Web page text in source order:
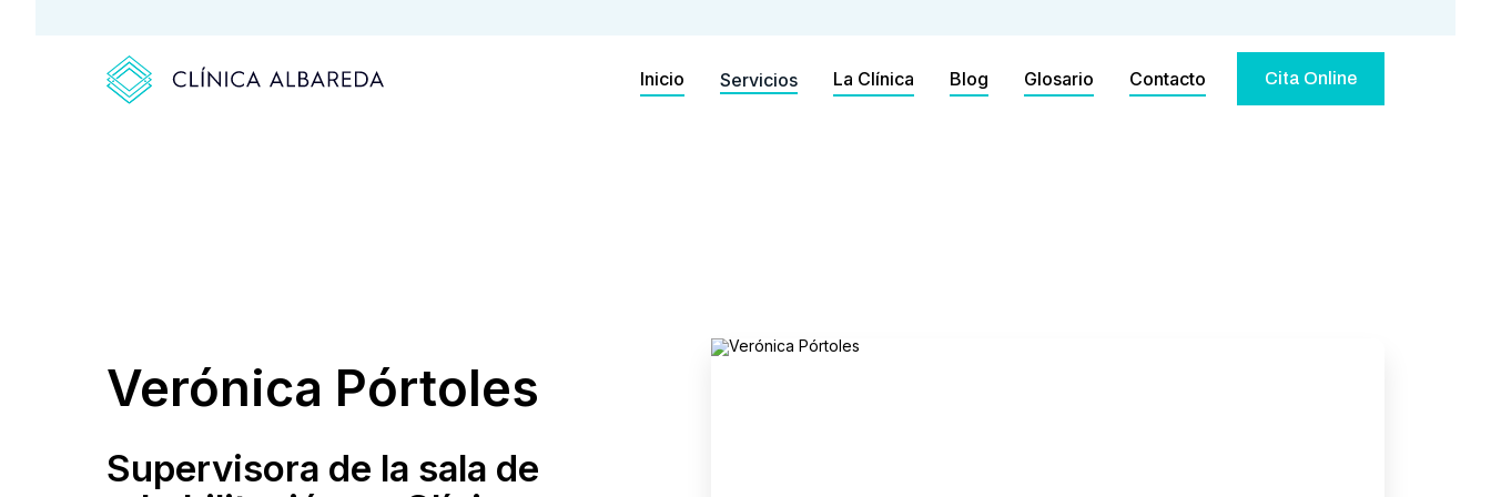
Inicio Servicios La Clínica Blog Glosario Contacto Cita Online
Verónica Pórtoles
Supervisora de la sala de